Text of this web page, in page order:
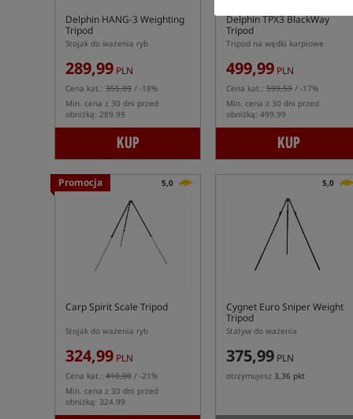
Delphin HANG-3 Weighting
Tripod
Stojak do ważenia ryb
289,99 PLN
Cena kat.: 355,09 / -18%
Min. cena z 30 dni przed
obniżką: 289.99
KUP
Delphin TPX3 BlackWay
Tripod
Tripod na wędki karpiowe
499,99 PLN
Cena kat.: 599,59 / -17%
Min. cena z 30 dni przed
obniżką: 499.99
KUP
Promocja 5,0
Carp Spirit Scale Tripod
Stojak do ważenia ryb
324,99 PLN
Cena kat.: 410,00 / -21%
Min. cena z 30 dni przed
obniżką: 324.99
5,0
Cygnet Euro Sniper Weight
Tripod
Statyw do ważenia
375,99 PLN
otrzymujesz 3,36 pkt